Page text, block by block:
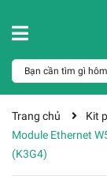
Trang chủ
Kit
Module Ethernet
(K3G4)